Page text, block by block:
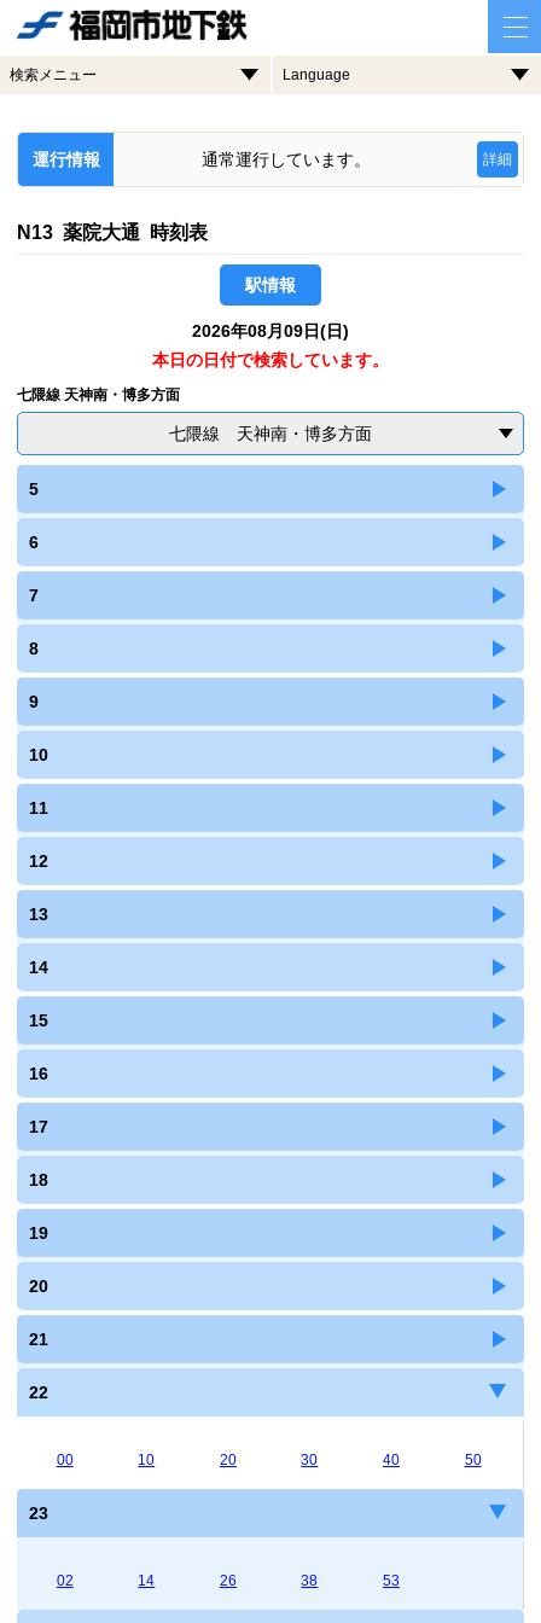
検索メニュー Language
運行情報 通常運行しています。 詳細
N13 薬院大通 時刻表
駅情報
2026年08月09日(日)
本日の日付で検索しています。
七隈線 天神南・博多方面
七隈線 天神南・博多方面
5
6
7
8
9
10
11
12
13
14
15
16
17
18
19
20
21
22
00 10 20 30 40 50
23
02 14 26 38 53